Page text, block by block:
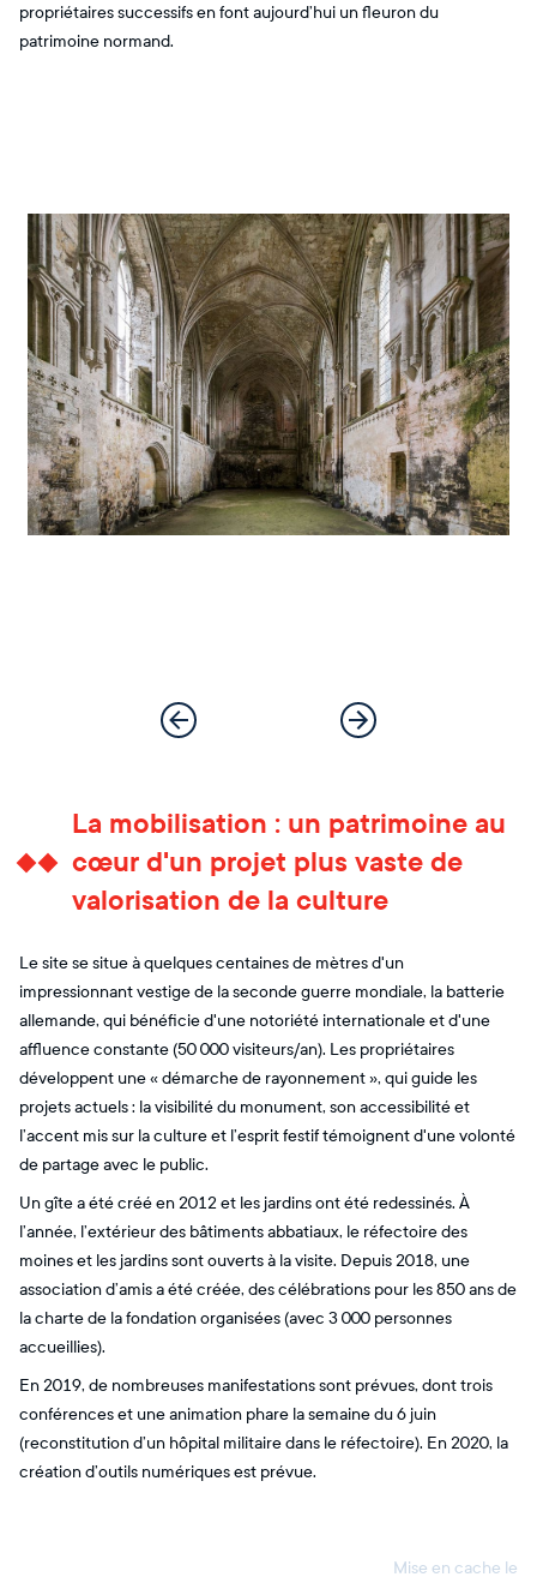
propriétaires successifs en font aujourd’hui un fleuron du
patrimoine normand.
La mobilisation : un patrimoine au
cœur d'un projet plus vaste de
valorisation de la culture
Le site se situe à quelques centaines de mètres d'un
impressionnant vestige de la seconde guerre mondiale, la batterie
allemande, qui bénéficie d'une notoriété internationale et d'une
affluence constante (50 000 visiteurs/an). Les propriétaires
développent une « démarche de rayonnement », qui guide les
projets actuels : la visibilité du monument, son accessibilité et
l’accent mis sur la culture et l’esprit festif témoignent d'une volonté
de partage avec le public.
Un gîte a été créé en 2012 et les jardins ont été redessinés. À
l’année, l’extérieur des bâtiments abbatiaux, le réfectoire des
moines et les jardins sont ouverts à la visite. Depuis 2018, une
association d’amis a été créée, des célébrations pour les 850 ans de
la charte de la fondation organisées (avec 3 000 personnes
accueillies).
En 2019, de nombreuses manifestations sont prévues, dont trois
conférences et une animation phare la semaine du 6 juin
(reconstitution d’un hôpital militaire dans le réfectoire). En 2020, la
création d’outils numériques est prévue.
Mise en cache le